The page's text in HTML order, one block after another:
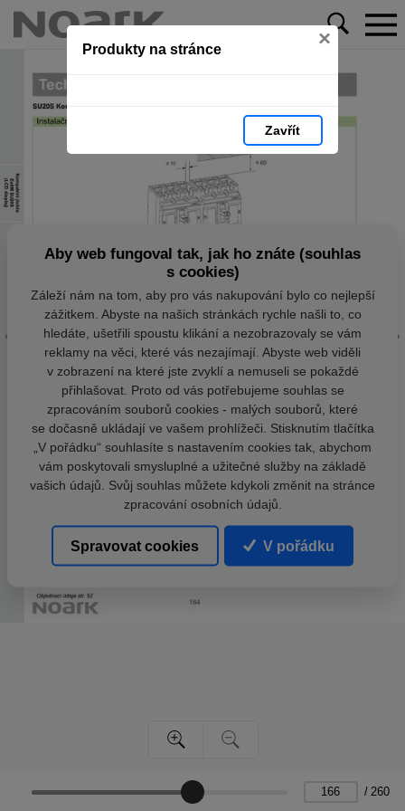
Produkty na stránce ×
Zavřít
/ 260
Aby web fungoval tak, jak ho znáte (souhlas
s cookies)
Záleží nám na tom, aby pro vás nakupování bylo co nejlepší
zážitkem. Abyste na našich stránkách rychle našli to, co
hledáte, ušetřili spoustu klikání a nezobrazovaly se vám
reklamy na věci, které vás nezajímají. Abyste web viděli
v zobrazení na které jste zvyklí a nemuseli se pokaždé
přihlašovat. Proto od vás potřebujeme souhlas se
zpracováním souborů cookies - malých souborů, které
se dočasně ukládají ve vašem prohlížeči. Stisknutím tlačítka
„V pořádku“ souhlasíte s nastavením cookies tak, abychom
vám poskytovali smysluplné a užitečné služby na základě
vašich údajů. Svůj souhlas můžete kdykoli změnit na stránce
zpracování osobních údajů.
Spravovat cookies V pořádku